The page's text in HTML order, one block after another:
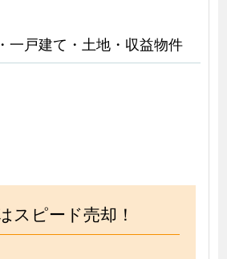
一戸建て・土地・収益物件
スピード売却！